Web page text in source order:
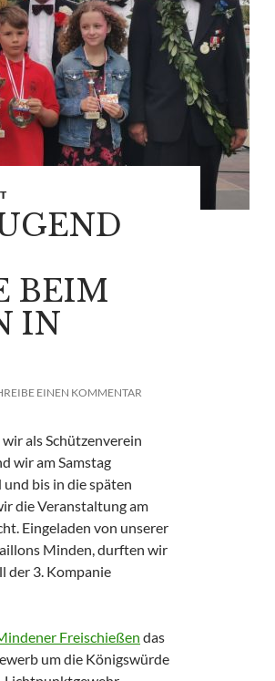
BEIM
M
EINEN KOMMENTAR
als Schützenverein
wir am Samstag
bis in die späten
die Veranstaltung am
Eingeladen von unserer
Minden, durften wir
der 3. Kompanie
Freischießen das
um die Königswürde